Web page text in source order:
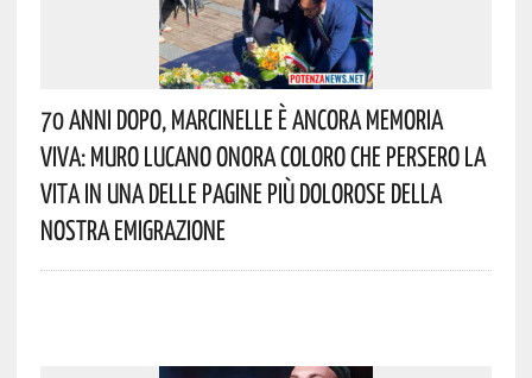
70 Anni Dopo, Marcinelle È Ancora Memoria
Viva: Muro Lucano Onora Coloro Che Persero La
Vita In Una Delle Pagine Più Dolorose Della
Nostra Emigrazione